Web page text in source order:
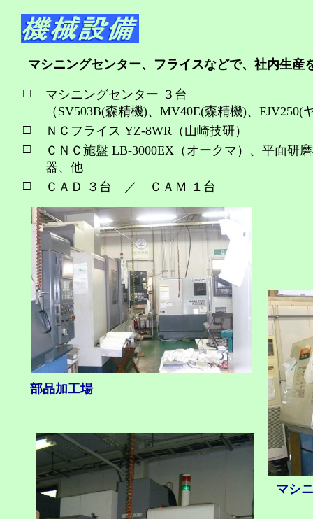
□
マシニングセンター ３台
（SV503B(森精機)、MV40E(森精機)、FJV250(
□
ＮＣフライス YZ-8WR（山崎技研）
□
ＣＮＣ施盤 LB-3000EX（オークマ）、平面研
器、他
□
ＣＡＤ ３台 ／ ＣＡＭ １台
マシニングセンター、フライスなどで、社内生産
マシ
部品加工場